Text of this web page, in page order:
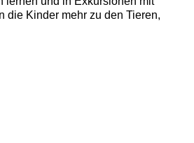
die Kinder mehr zu den Tieren,